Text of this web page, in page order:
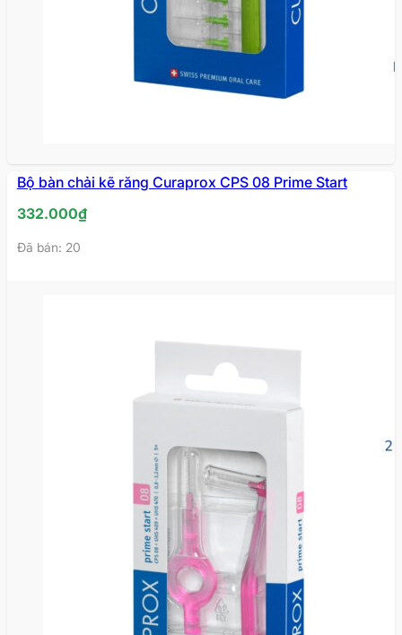
Bộ bàn chải kẽ răng Curaprox CPS 08 Prime Start
332.000₫
Đã bán: 20